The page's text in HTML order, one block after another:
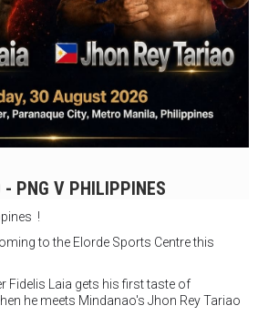
- PNG V PHILIPPINES
!
to the Elorde Sports Centre this
Fidelis Laia gets his first taste of
he meets Mindanao's Jhon Rey Tariao